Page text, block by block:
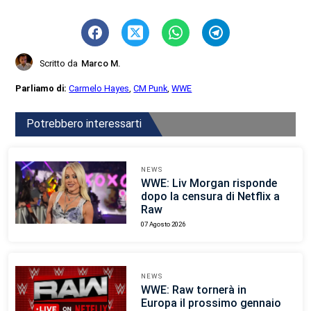
Scritto da Marco M.
Parliamo di:Carmelo Hayes,CM Punk,WWE
Potrebbero interessarti
NEWS
WWE: Liv Morgan risponde
dopo la censura di Netflix a
Raw
07 Agosto 2026
NEWS
WWE: Raw tornerà in
Europa il prossimo gennaio